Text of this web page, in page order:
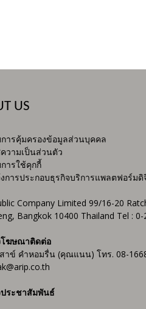
US
ารคุ้มครองข้อมูลส่วนบุคคล
วามเป็นส่วนตัว
ารใช้คุกกี้
การประกอบธุรกิจบริการแพลตฟอร์มดิ
Company Limited 99/16-20
Bangkok 10400 Thailand Tel : 0-
โฆษณาติดต่อ
ข์ คำหอมรื่น (คุณแนน) โทร. 08-
ระชาสัมพันธ์